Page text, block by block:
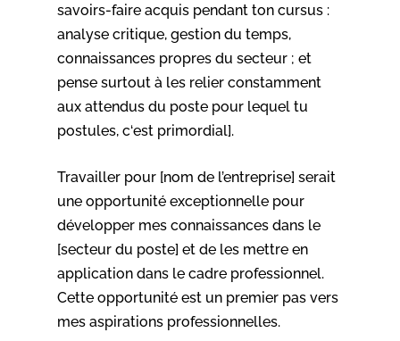
savoirs-faire acquis pendant ton cursus :
analyse critique, gestion du temps,
connaissances propres du secteur ; et
pense surtout à les relier constamment
aux attendus du poste pour lequel tu
postules, c‘est primordial].
Travailler pour [nom de l’entreprise] serait
une opportunité exceptionnelle pour
développer mes connaissances dans le
[secteur du poste] et de les mettre en
application dans le cadre professionnel.
Cette opportunité est un premier pas vers
mes aspirations professionnelles.